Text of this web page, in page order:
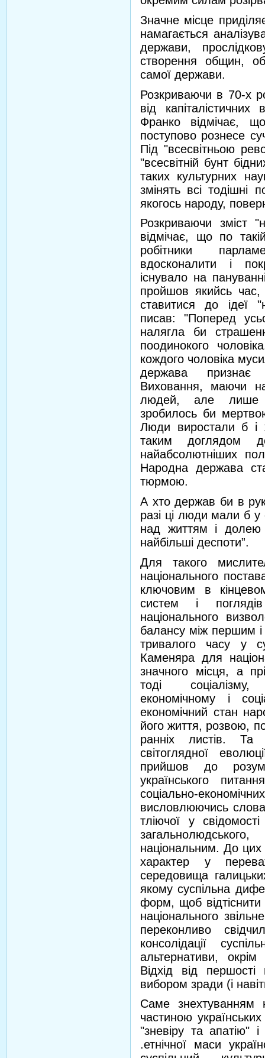
Значне місце
намагається
держави,
створення общин,
самої держави.
Розкриваючи в 70-х
від капіталістичних
Франко відмічає,
поступово рознесе
Під "всесвітньою
"всесвітній бунт
таких культурних
змінять всі тодішні
якогось народу,
Розкриваючи зміст
відмічає, що по
робітники
вдосконалити і
існувало на
пройшов якийсь час,
ставитися до ідеї
писав: "Поперед
налягла би
поодинокого
кождого чоловiка
держава признає
Виховання, маючи
людей, але лише
зробилось би
Люди виростали б i
таким доглядом
найабсолютнiших
Народна держава
тюрмою.
А хто держав би в
разi цi люди мали б у
над життям i долею
найбiльшi деспоти”.
Для такого
національного
ключовим в
систем і
національного
балансу між першим
тривалого часу у
Каменяра для
значного місця, а
тоді соціалізму,
економічному і
економічний стан
його життя, розвою,
ранніх листів. Та
світоглядної
прийшов до
українського
соціально-
висловлюючись
тліючої у
національним. До цих
характер у
середовища
якому суспільна
форм, щоб
національного
переконливо
консолідації
альтернативи,
Відхід від першості
вибором зради (і
Саме знехтуванням
частиною
"зневіру та апатію"
.етнічної маси